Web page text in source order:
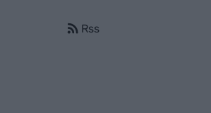
Rss